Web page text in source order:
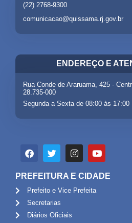
(22) 2768-9300
comunicacao@quissama.rj.gov.br
ENDEREÇO E
Rua Conde de Araruama, 425 -
28.735-000
Segunda a Sexta de 08:00 às 17:00
PREFEITURA E CIDADE
Prefeito e Vice Prefeita
Secretarias
Diários Oficiais